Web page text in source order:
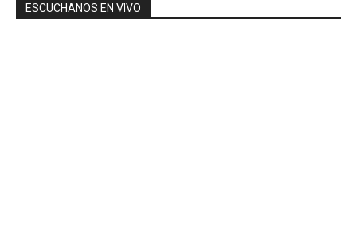
ESCUCHANOS EN VIVO